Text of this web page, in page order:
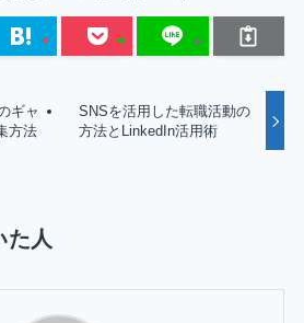
ギャ
方法
SNSを活用した転職活動の
方法とLinkedIn活用術
た人